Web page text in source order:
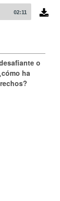
02:11
o
ha